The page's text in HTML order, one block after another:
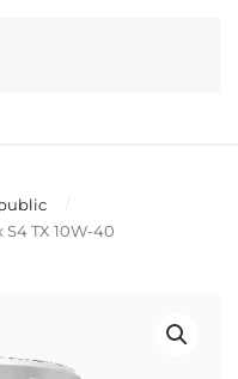
S4 TX 10W-40